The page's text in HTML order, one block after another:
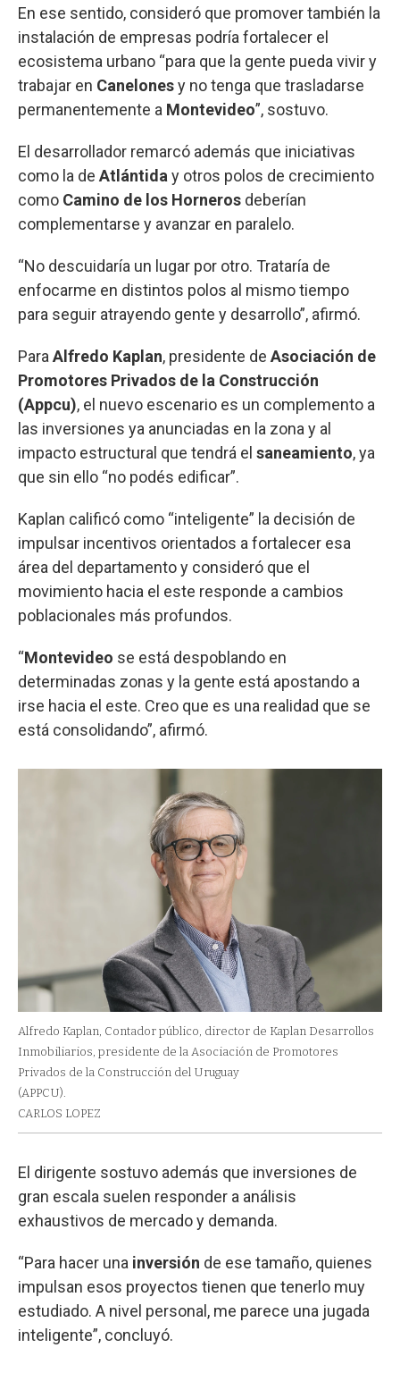
En ese sentido, consideró que promover también la
instalación de empresas podría fortalecer el
ecosistema urbano “para que la gente pueda vivir y
trabajar en Canelonesy no tenga que trasladarse
permanentemente a Montevideo”, sostuvo.
El desarrollador remarcó además que iniciativas
como la de Atlántida y otros polos de crecimiento
como Camino de los Horneros deberían
complementarse y avanzar en paralelo.
“No descuidaría un lugar por otro. Trataría de
enfocarme en distintos polos al mismo tiempo
para seguir atrayendo gente y desarrollo”, afirmó.
Para Alfredo Kaplan, presidente de Asociación de
Promotores Privados de la Construcción
(Appcu), el nuevo escenario es un complemento a
las inversiones ya anunciadas en la zona y al
impacto estructural que tendrá el saneamiento, ya
que sin ello “no podés edificar”.
Kaplan calificó como “inteligente” la decisión de
impulsar incentivos orientados a fortalecer esa
área del departamento y consideró que el
movimiento hacia el este responde a cambios
poblacionales más profundos.
“Montevideo se está despoblando en
determinadas zonas y la gente está apostando a
irse hacia el este. Creo que es una realidad que se
está consolidando”, afirmó.
Alfredo Kaplan, Contador público, director de Kaplan Desarrollos
Inmobiliarios, presidente de la Asociación de Promotores
Privados de la Construcción del Uruguay
(APPCU).
CARLOS LOPEZ
El dirigente sostuvo además que inversiones de
gran escala suelen responder a análisis
exhaustivos de mercado y demanda.
“Para hacer una inversión de ese tamaño, quienes
impulsan esos proyectos tienen que tenerlo muy
estudiado. A nivel personal, me parece una jugada
inteligente”, concluyó.